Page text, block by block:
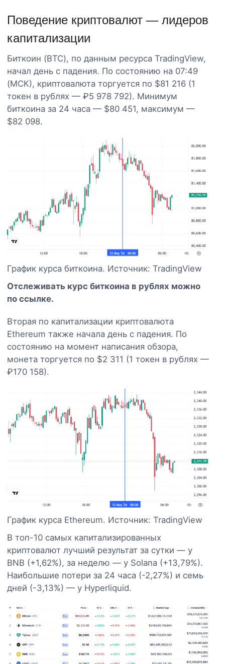
Поведение криптовалют — лидеров
капитализации
Биткоин (BTC), по данным ресурса TradingView,
начал день с падения. По состоянию на 07:49
(МСК), криптовалюта торгуется по $81 216 (1
токен в рублях — ₽5 978 792). Минимум
биткоина за 24 часа — $80 451, максимум —
$82 098.
График курса биткоина. Источник: TradingView
Отслеживать курс биткоина в рублях можно
по ссылке.
Вторая по капитализации криптовалюта
Ethereum также начала день с падения. По
состоянию на момент написания обзора,
монета торгуется по $2 311 (1 токен в рублях —
₽170 158).
График курса Ethereum. Источник: TradingView
В топ-10 самых капитализированных
криптовалют лучший результат за сутки — у
BNB (+1,62%), за неделю — у Solana (+13,79%).
Наибольшие потери за 24 часа (-2,27%) и семь
дней (-3,13%) — у Hyperliquid.